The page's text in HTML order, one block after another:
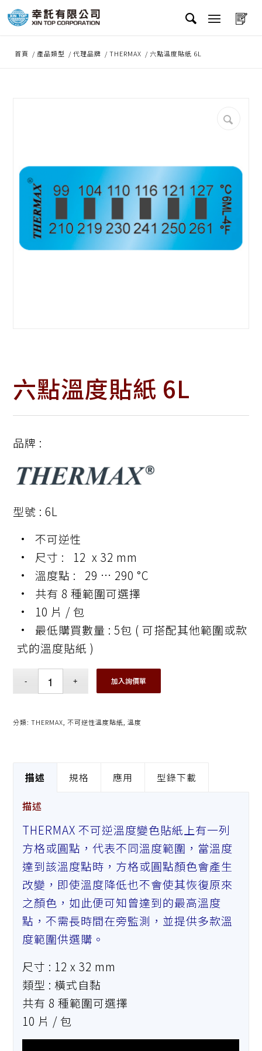
首頁 / 產品類型 / 代理品牌 / THERMAX / 六點溫度貼紙 6L
六點溫度貼紙 6L
品牌 :
型號 : 6L
• 不可逆性
• 尺寸 : 12 x 32 mm
• 溫度點 : 29 … 290 °C
• 共有 8 種範圍可選擇
• 10 片 / 包
• 最低購買數量 : 5包 ( 可搭配其他範圍或款
式的溫度貼紙 )
加入詢價單
分類:THERMAX ,不可逆性溫度貼紙 ,溫度
描述 規格 應用 型錄下載
描述
THERMAX 不可逆溫度變色貼紙上有一列
方格或圓點，代表不同溫度範圍，當溫度
達到該溫度點時，方格或圓點顏色會產生
改變，即使溫度降低也不會使其恢復原來
之顏色，如此便可知曾達到的最高溫度
點，不需長時間在旁監測，並提供多款溫
度範圍供選購。
尺寸 : 12 x 32 mm
類型 : 橫式自黏
共有 8 種範圍可選擇
10 片 / 包